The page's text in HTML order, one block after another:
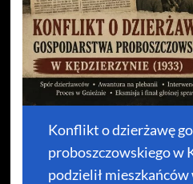
Konflikt o dzierżawę
proboszczowskiego w
podzielił mieszkańców